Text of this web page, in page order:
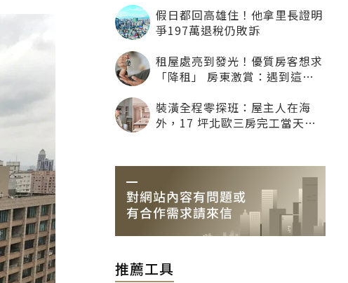
假日都回高雄住！他拿里長證明
爭197萬退稅仍敗訴
租屋處亮到發光！優質房客想求
「降租」 房東激賞：遇到這種
裝潢全程零探班：屋主人在海
外，17 坪北歐三房完工當天才
推薦工具